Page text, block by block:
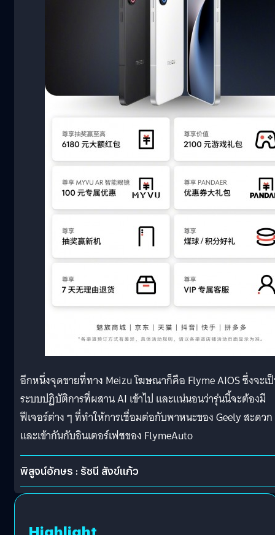
อีกหนึ่งจุดขายที่ทาง Meizu โฆษณาก็คือ Flyme AIOS ซึ่งจะเ
ระบบปฏิบัติการที่ผสาน AI เข้าไป และแน่นอนว่ารุ่นนี้จะต้องมี
ฟีเจอร์ต่าง ๆ ที่ทำให้การเชื่อมต่อกับพาหนะของ Geely สะดวก
และเข้ากันกับอินเตอร์เฟซของ FlymeAuto
พิสูจน์อักษร : รัชนี สังข์แก้ว